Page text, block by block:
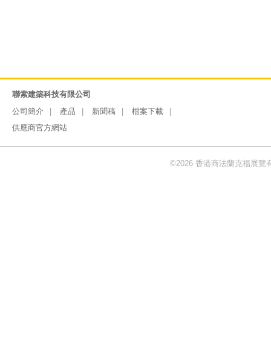
聯索建築科技有限公司
公司簡介
產品 新聞稿
檔案下載
供應商官方網站
©2026 香港商法蘭克福展覽